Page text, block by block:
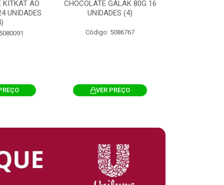
KITKAT AO
UNIDADES
CHOCOLATE GALAK 80G 16
UNIDADES (4)
Código: 5086767
VER PREÇO